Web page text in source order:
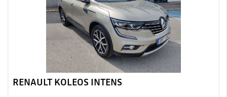
RENAULT KOLEOS INTENS